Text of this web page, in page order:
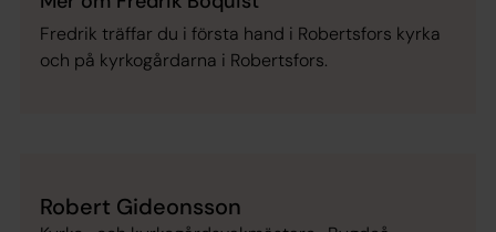
Fredrik träffar du i första hand i Robertsfors kyrka
och på kyrkogårdarna i Robertsfors.
Robert Gideonsson